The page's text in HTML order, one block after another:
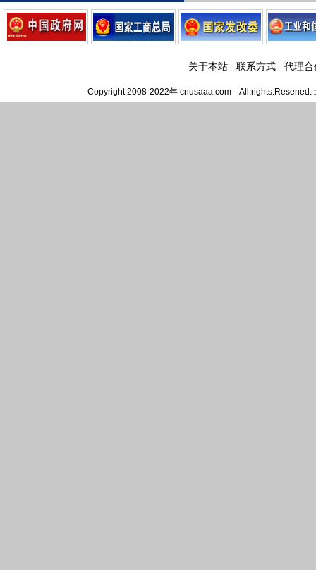
关于本站 联系方式 代理合
Copyright 2008-2022年 cnusaaa.com All.rights.Resened.